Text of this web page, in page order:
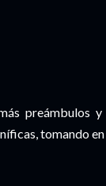
preámbulos
tomando